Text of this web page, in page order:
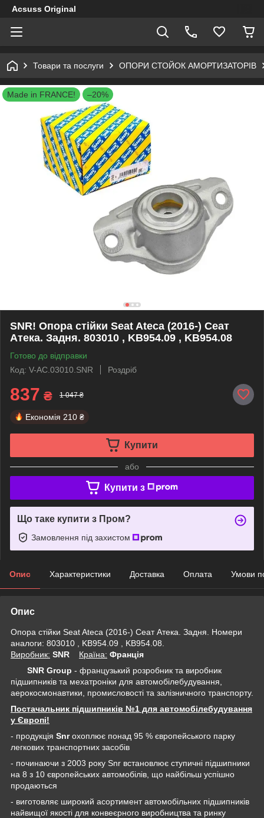
Acsuss Original
Товари та послуги ОПОРИ СТОЙОК АМОРТИЗАТОРІВ
Made in FRANCE! –20%
SNR! Опора стійки Seat Ateca (2016-) Сеат
Атека. Задня. 803010 , KB954.09 , KB954.08
Готово до відправки
Код: V-AC.03010.SNR
Роздріб
837 ₴ 1 047 ₴
Економія 210 ₴
Купити
або
Купити з
Що таке купити з Пром?
Замовлення під захистом
Опис Характеристики Доставка Оплата Умови
Опис
Опора стійки Seat Ateca (2016-) Сеат Атека. Задня. Номери
аналоги: 803010 , KB954.09 , KB954.08.
Виробник: SNR Крaїна: Франція
SNR Group - французький розробник та виробник
підшипників та мехатроніки для автомобілебудування,
аерокосмонавтики, промисловості та залізничного транспорту.
Постачальник підшипників №1 для автомобілебудування
у Європі!
- продукція Snrохоплює понад 95 % європейського парку
легкових транспортних засобів
- починаючи з 2003 року Snr встановлює ступичні підшипники
на 8 з 10 європейських автомобілів, що найбільш успішно
продаються
- виготовляє широкий асортимент автомобільних підшипників
найвищої якості для конвеєрного виробництва та ринку